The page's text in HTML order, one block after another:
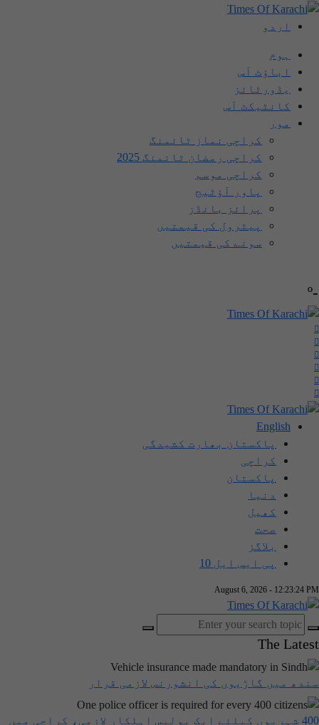
اردو
ہوم
اباؤٹ اَس
یڈورٹائز
کانٹیکٹ اَس
مور
کراچی نماز ٹائمنگ
کراچی رمضان ٹائمنگ 2025
کراچی موسم
پاور آؤٹیج
پرائز بانڈز
پیٹرول کی قیمتیں
سونے کی قیمتیں
-º
English
پاکستان بھارت کشیدگی
کراچی
پاکستان
دنیا
کھیل
صحت
بلاگز
پی ایس ایل 10
August 6, 2026 - 12:23:24 PM
The Latest
سندھ میں گاڑیوں کی انشورنس لازمی قرار
400 شہریوں کیلئے ایک پولیس اہلکار لازمی، کراچی میں